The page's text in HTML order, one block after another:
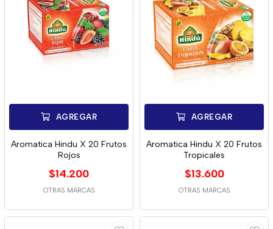
AGREGAR
Aromatica Hindu X 20 Frutos
Rojos
$14.200
OTRAS MARCAS
AGREGAR
Aromatica Hindu X 20 Frutos
Tropicales
$13.600
OTRAS MARCAS